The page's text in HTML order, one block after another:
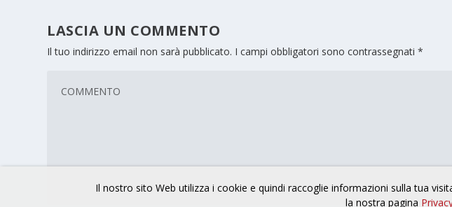
LASCIA UN COMMENTO
Il tuo indirizzo email non sarà pubblicato. I campi obbligatori sono contrassegnati*
Il nostro sito Web utilizza i cookie e quindi raccoglie informazioni sulla tua
la nostra pagina